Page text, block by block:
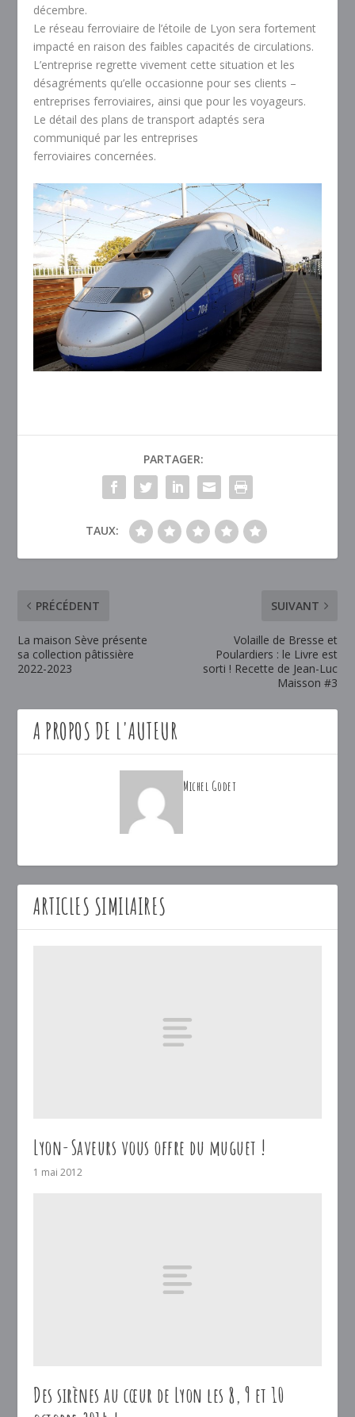
décembre.
Le réseau ferroviaire de l’étoile de Lyon sera fortement
impacté en raison des faibles capacités de circulations.
L’entreprise regrette vivement cette situation et les
désagréments qu’elle occasionne pour ses clients –
entreprises ferroviaires, ainsi que pour les voyageurs.
Le détail des plans de transport adaptés sera
communiqué par les entreprises
ferroviaires concernées.
PARTAGER:
TAUX:
PRÉCÉDENT
La maison Sève présente
sa collection pâtissière
2022-2023
SUIVANT
Volaille de Bresse et
Poulardiers : le Livre est
sorti ! Recette de Jean-Luc
Maisson #3
A PROPOS DE L'AUTEUR
Michel Godet
ARTICLES SIMILAIRES
Lyon-Saveurs vous offre du muguet !
1 mai 2012
Des sirènes au cœur de Lyon les 8, 9 et 10